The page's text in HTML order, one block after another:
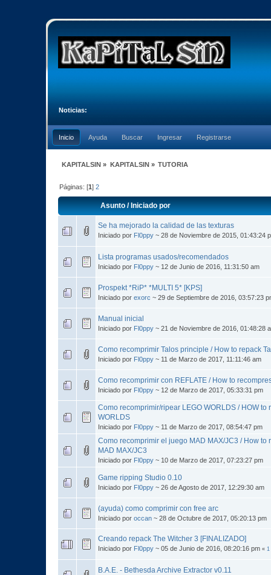
Noticias:
Inicio Ayuda Buscar Ingresar Registrarse
KAPITALSIN » KAPITALSIN» TUTORIA
Páginas: [1]2
Asunto/Iniciado por
Se ha mejorado la calidad de las texturas
Iniciado por Fl0ppy ~ 28 de Noviembre de 2015, 01:43:24
Lista programas usados/recomendados
Iniciado por Fl0ppy ~ 12 de Junio de 2016, 11:31:50 am
Prospekt *RiP* *MULTI 5* [KPS]
Iniciado por exorc ~ 29 de Septiembre de 2016, 03:57:23
Manual inicial
Iniciado por Fl0ppy ~ 21 de Noviembre de 2016, 01:48:28
Como recomprimir Talos principle / How to repack
Iniciado por Fl0ppy ~ 11 de Marzo de 2017, 11:11:46 am
Como recomprimir con REFLATE / How to
Iniciado por Fl0ppy ~ 12 de Marzo de 2017, 05:33:31 pm
Como recomprimir/ripear LEGO WORLDS / HOW to
WORLDS
Iniciado por Fl0ppy ~ 11 de Marzo de 2017, 08:54:47 pm
Como recomprimir el juego MAD MAX/JC3 / How to
MAD MAX/JC3
Iniciado por Fl0ppy ~ 10 de Marzo de 2017, 07:23:27 pm
Game ripping Studio 0.10
Iniciado por Fl0ppy ~ 26 de Agosto de 2017, 12:29:30 am
(ayuda) como comprimir con free arc
Iniciado por occan ~ 28 de Octubre de 2017, 05:20:13 pm
Creando repack The Witcher 3 [FINALIZADO]
Iniciado por Fl0ppy ~ 05 de Junio de 2016, 08:20:16 pm « 1
B.A.E. - Bethesda Archive Extractor v0.11